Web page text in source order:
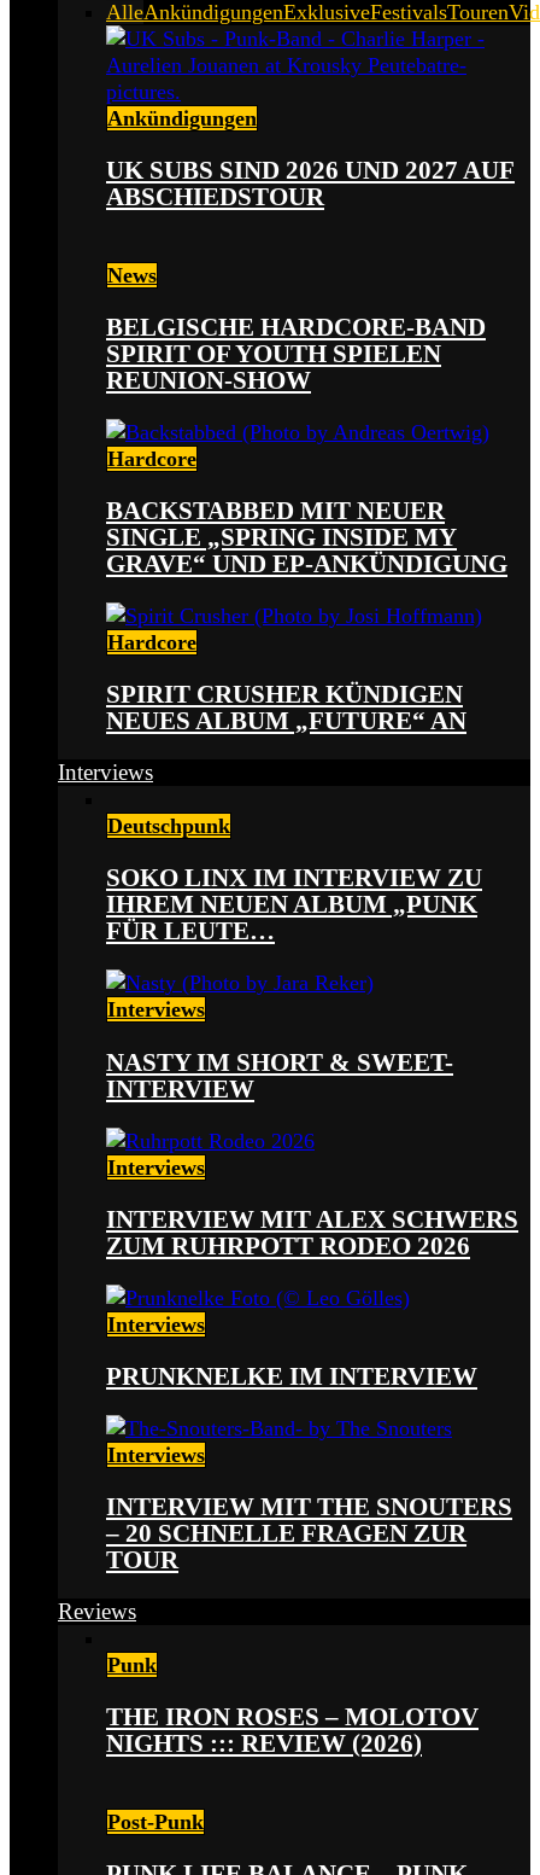
AlleAnkündigungenExklusiveFestivalsTouren
Ankündigungen
UK SUBS SIND 2026 UND 2027 AUF
ABSCHIEDSTOUR
News
BELGISCHE HARDCORE-BAND
SPIRIT OF YOUTH SPIELEN
REUNION-SHOW
Hardcore
BACKSTABBED MIT NEUER
SINGLE „SPRING INSIDE MY
GRAVE“ UND EP-ANKÜNDIGUNG
Hardcore
SPIRIT CRUSHER KÜNDIGEN
NEUES ALBUM „FUTURE“ AN
Interviews
Deutschpunk
SOKO LINX IM INTERVIEW ZU
IHREM NEUEN ALBUM „PUNK
FÜR LEUTE…
Interviews
NASTY IM SHORT & SWEET-
INTERVIEW
Interviews
INTERVIEW MIT ALEX SCHWERS
ZUM RUHRPOTT RODEO 2026
Interviews
PRUNKNELKE IM INTERVIEW
Interviews
INTERVIEW MIT THE SNOUTERS
– 20 SCHNELLE FRAGEN ZUR
TOUR
Reviews
Punk
THE IRON ROSES – MOLOTOV
NIGHTS ::: REVIEW (2026)
Post-Punk